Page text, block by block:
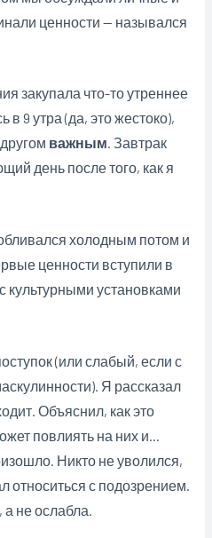
ценности — назывался
закупала что-то утреннее
в 9 утра (да, это жестоко),
важным. Завтрак
день после того, как я
холодным потом и
ценности вступили в
культурными установками
(или слабый, если с
Я рассказал
Объяснил, как это
повлиять на них и…
Никто не уволился,
относиться с подозрением.
не ослабла.